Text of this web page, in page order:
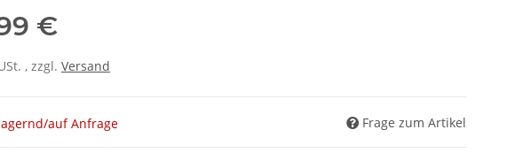
€
, zzgl. Versand
auf Anfrage Frage zum Artikel